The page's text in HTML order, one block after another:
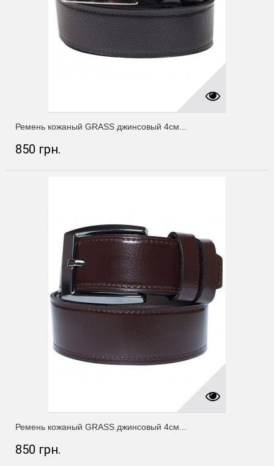
Ремень кожаный GRASS джинсовый 4см...
850 грн.
Ремень кожаный GRASS джинсовый 4см...
850 грн.